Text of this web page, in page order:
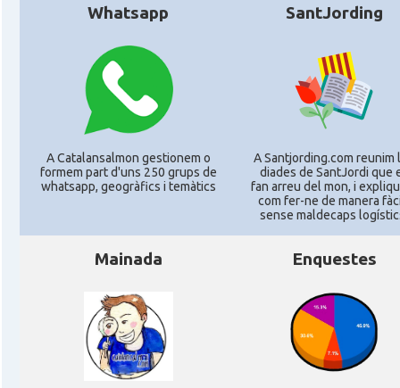
Consolat Consolat general a Los Angeles
Consolat Consolat general a Miami
Consolat Consolat general a New York City
Consolat Consolat general a San Francisco
* + ambaixades i consolats
Whatsapp
A Catalansalmon gestionem o
formem part d'uns 250 grups de
whatsapp, geogràfics i temàtics
SantJording
A Santjording.com reunim
diades de SantJordi que
fan arreu del mon, i
com fer-ne de manera
sense maldecaps
Mainada Enquestes